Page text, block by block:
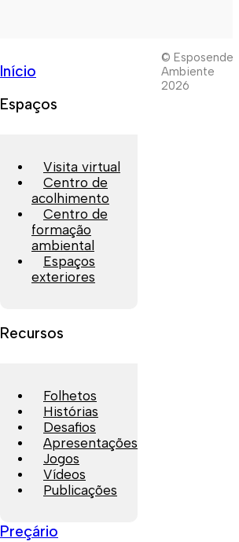
Início
Espaços
Visita virtual
Centro de
acolhimento
Centro de
formação
ambiental
Espaços
exteriores
Recursos
Folhetos
Histórias
Desafios
Apresentações
Jogos
Vídeos
Publicações
Preçário
© Esposende
Ambiente
2026